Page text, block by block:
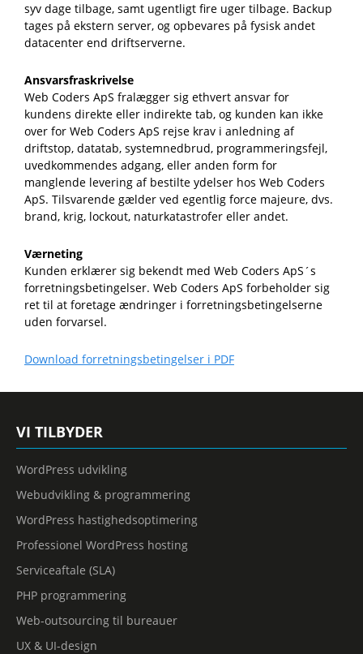
syv dage tilbage, samt ugentligt fire uger tilbage. Backup
tages på ekstern server, og opbevares på fysisk andet
datacenter end driftserverne.
Ansvarsfraskrivelse
Web Coders ApS fralægger sig ethvert ansvar for
kundens direkte eller indirekte tab, og kunden kan ikke
over for Web Coders ApS rejse krav i anledning af
driftstop, datatab, systemnedbrud, programmeringsfejl,
uvedkommendes adgang, eller anden form for
manglende levering af bestilte ydelser hos Web Coders
ApS. Tilsvarende gælder ved egentlig force majeure, dvs.
brand, krig, lockout, naturkatastrofer eller andet.
Værneting
Kunden erklærer sig bekendt med Web Coders ApS´s
forretningsbetingelser. Web Coders ApS forbeholder sig
ret til at foretage ændringer i forretningsbetingelserne
uden forvarsel.
Download forretningsbetingelser i PDF
VI TILBYDER
WordPress udvikling
Webudvikling & programmering
WordPress hastighedsoptimering
Professionel WordPress hosting
Serviceaftale (SLA)
PHP programmering
Web-outsourcing til bureauer
UX & UI-design